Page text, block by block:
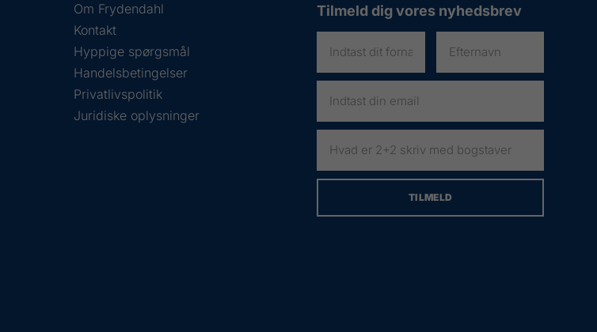
Om Frydendahl
Kontakt
Hyppige spørgsmål
Handelsbetingelser
Privatlivspolitik
Juridiske oplysninger
Tilmeld dig vores nyhedsbrev